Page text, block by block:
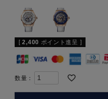
[ 2,400 ポイント進呈 ]